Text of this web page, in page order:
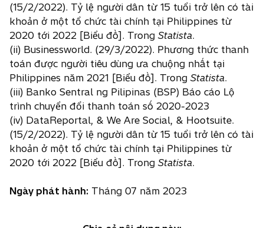
(15/2/2022). Tỷ lệ người dân từ 15 tuổi trở lên có tài
khoản ở một tổ chức tài chính tại Philippines từ
2020 tới 2022 [Biểu đồ]. Trong Statista.
(ii) Businessworld. (29/3/2022). Phương thức thanh
toán được người tiêu dùng ưa chuộng nhất tại
Philippines năm 2021 [Biểu đồ]. Trong Statista.
(iii) Banko Sentral ng Pilipinas (BSP) Báo cáo Lộ
trình chuyển đổi thanh toán số 2020-2023
(iv) DataReportal, & We Are Social, & Hootsuite.
(15/2/2022). Tỷ lệ người dân từ 15 tuổi trở lên có tài
khoản ở một tổ chức tài chính tại Philippines từ
2020 tới 2022 [Biểu đồ]. Trong Statista.
Ngày phát hành: Tháng 07 năm 2023